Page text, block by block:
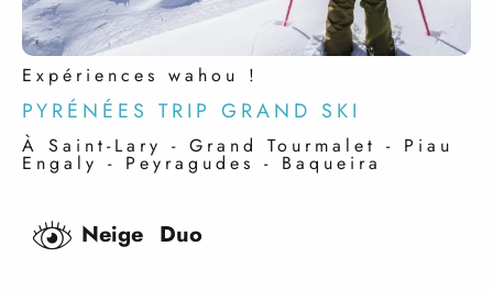
Expériences wahou !
PYRÉNÉES TRIP GRAND SKI
À Saint-Lary - Grand Tourmalet - Piau
Engaly - Peyragudes - Baqueira
Neige Duo